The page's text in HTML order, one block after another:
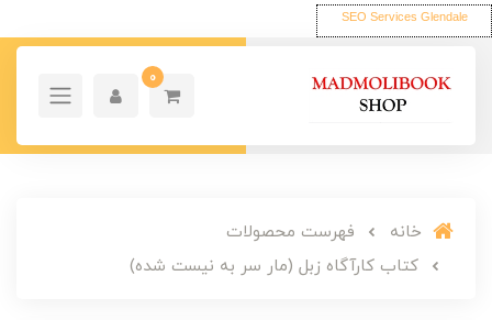
SEO Services Glendale
0
خانه
فهرست محصولات
کتاب کارآگاه زبل (مار سر به نیست شده)